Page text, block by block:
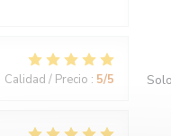
Calidad / Precio : 5/5